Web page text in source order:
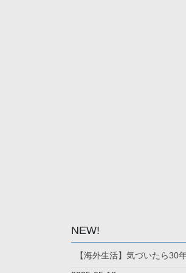
NEW!
【海外生活】気づいたら30